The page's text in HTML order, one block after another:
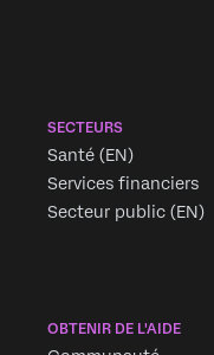
SECTEURS
Santé (EN)
Services financiers
Secteur public (EN)
OBTENIR DE L'AIDE